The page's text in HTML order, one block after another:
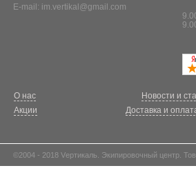
E-mail: im.vertikal@gmail.com
О нас
Новости и
Акции
Доставка и
©2004 - 2018 Vертикаль. Экипировочный центр.